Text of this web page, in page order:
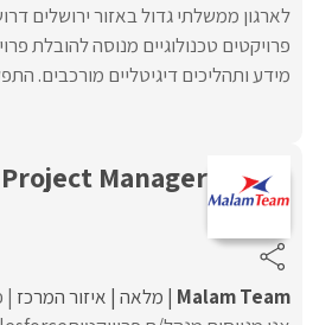
לארגון ממשלתי גדול באזור ירושלים
פרויקטים טכנולוגיים מנוסה להובלת
מידע ותהליכים דיגיטליים מורכבים.
Manager
Malam Team מלאה איזור המרכז